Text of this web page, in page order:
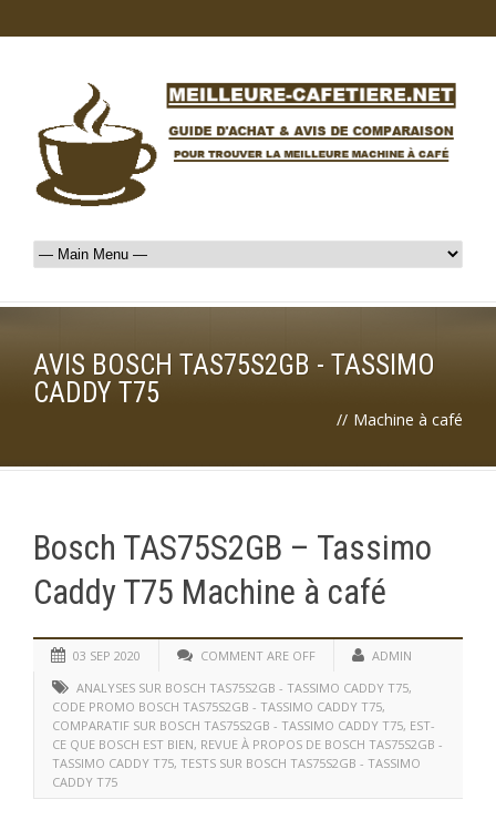
AVIS BOSCH TAS75S2GB - TASSIMO
CADDY T75
// Machine à café
Bosch TAS75S2GB – Tassimo
Caddy T75 Machine à café
03 SEP 2020 COMMENT ARE OFF
ADMIN
ANALYSES SUR BOSCH TAS75S2GB - TASSIMO CADDY T75,
CODE PROMO BOSCH TAS75S2GB - TASSIMO CADDY T75,
COMPARATIF SUR BOSCH TAS75S2GB - TASSIMO CADDY T75, EST-
CE QUE BOSCH EST BIEN, REVUE À PROPOS DE BOSCH TAS75S2GB -
TASSIMO CADDY T75, TESTS SUR BOSCH TAS75S2GB - TASSIMO
CADDY T75